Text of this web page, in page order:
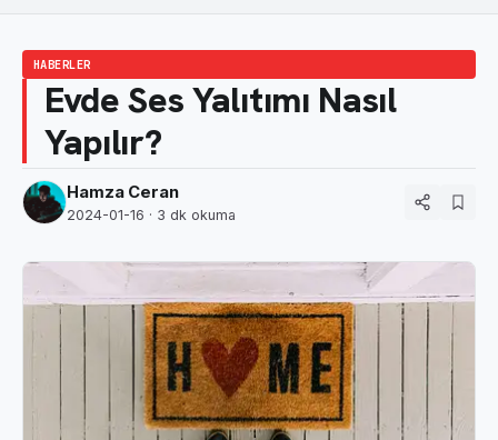
HABERLER
Evde Ses Yalıtımı Nasıl
Yapılır?
Hamza Ceran
2024-01-16 · 3 dk okuma